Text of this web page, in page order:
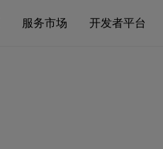
服务市场 开发者平台